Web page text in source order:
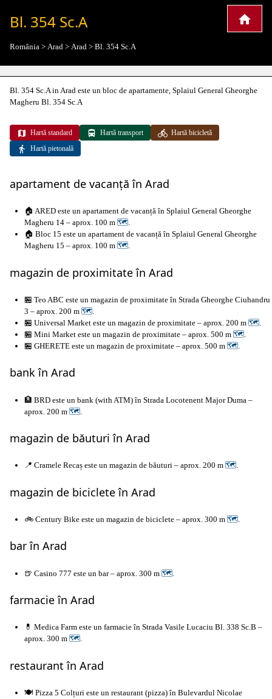
Bl. 354 Sc.A
România > Arad > Arad > Bl. 354 Sc.A
Bl. 354 Sc.A in Arad este un bloc de apartamente, Splaiul General Gheorghe
Magheru Bl. 354 Sc.A
Hartă standard Hartă transport
Hartă bicicletă
Hartă pietonală
apartament de vacanță în Arad
🏠 ARED este un apartament de vacanță în Splaiul General Gheorghe
Magheru 14 – aprox. 100 m 🗺.
🏠 Bloc 15 este un apartament de vacanță în Splaiul General Gheorghe
Magheru 15 – aprox. 100 m 🗺.
magazin de proximitate în Arad
🏪 Teo ABC este un magazin de proximitate în Strada Gheorghe Ciuhandru
3 – aprox. 200 m 🗺.
🏪 Universal Market este un magazin de proximitate – aprox. 200 m 🗺.
🏪 Mini Market este un magazin de proximitate – aprox. 500 m 🗺.
🏪 GHERETE este un magazin de proximitate – aprox. 500 m 🗺.
bank în Arad
🏦 BRD este un bank (with ATM) în Strada Locotenent Major Duma –
aprox. 200 m 🗺
magazin de băuturi în Arad
📍 Cramele Recaș este un magazin de băuturi – aprox. 200 m 🗺.
magazin de biciclete în Arad
🚲 Century Bike este un magazin de biciclete – aprox. 300 m 🗺.
bar în Arad
🍺 Casino 777 este un bar – aprox. 300 m 🗺
farmacie în Arad
💊 Medica Farm este un farmacie în Strada Vasile Lucaciu Bl. 338 Sc.B –
aprox. 300 m 🗺.
restaurant în Arad
🍽️ Pizza 5 Colțuri este un restaurant (pizza) în Bulevardul Nicolae